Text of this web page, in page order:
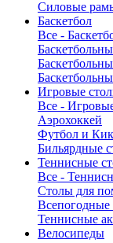
Силовые
Баскетбол
Все -
Игровые
Все -
Аэрохоккей
Футбол и
Бильярдные
Теннисные
Все -
Столы для
Всепогодные
Теннисные
Велосипеды